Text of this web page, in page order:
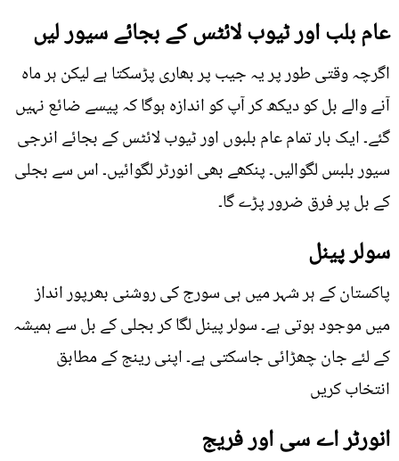
عام بلب اور ٹیوب لائٹس کے بجائے سیور لیں
اگرچہ وقتی طور پر یہ جیب پر بھاری پڑسکتا ہے لیکن ہر ماہ
آنے والے بل کو دیکھ کر آپ کو اندازہ ہوگا کہ پیسے ضائع نہیں
گئے۔ ایک بار تمام عام بلبوں اور ٹیوب لائٹس کے بجائے انرجی
سیور بلبس لگوالیں۔ پنکھے بھی انورٹر لگوائیں۔ اس سے بجلی
کے بل پر فرق ضرور پڑے گا۔
سولر پینل
پاکستان کے ہر شہر میں ہی سورج کی روشنی بھرپور انداز
میں موجود ہوتی ہے۔ سولر پینل لگا کر بجلی کے بل سے ہمیشہ
کے لئے جان چھڑائی جاسکتی ہے۔ اپنی رینج کے مطابق
انتخاب کریں
انورٹر اے سی اور فریج